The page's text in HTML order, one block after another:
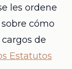
les ordene
cómo
de
Estatutos